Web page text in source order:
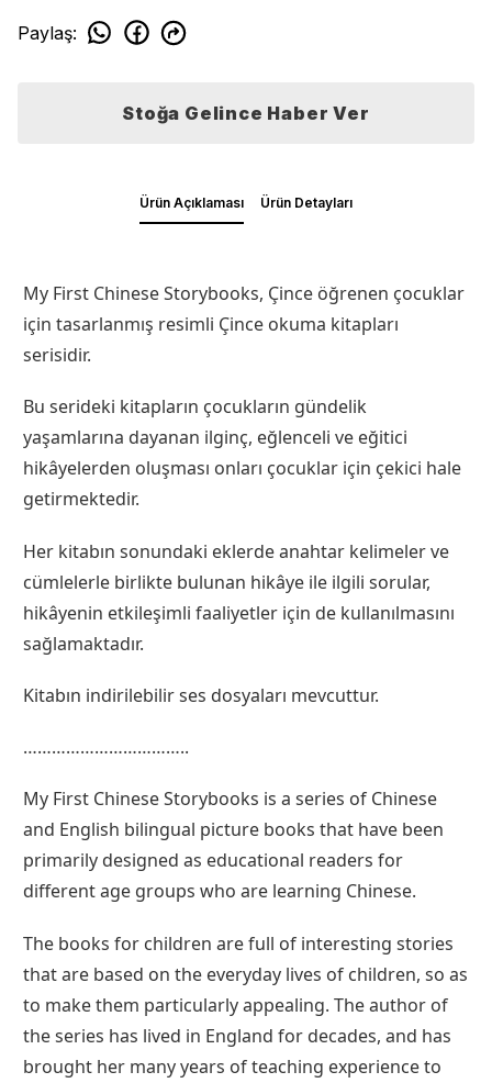
Paylaş:
Stoğa Gelince Haber Ver
Ürün Açıklaması Ürün Detayları
My First Chinese Storybooks, Çince öğrenen çocuklar
için tasarlanmış resimli Çince okuma kitapları
serisidir.
Bu serideki kitapların çocukların gündelik
yaşamlarına dayanan ilginç, eğlenceli ve eğitici
hikâyelerden oluşması onları çocuklar için çekici hale
getirmektedir.
Her kitabın sonundaki eklerde anahtar kelimeler ve
cümlelerle birlikte bulunan hikâye ile ilgili sorular,
hikâyenin etkileşimli faaliyetler için de kullanılmasını
sağlamaktadır.
Kitabın indirilebilir ses dosyaları mevcuttur.
……………………………..
My First Chinese Storybooks is a series of Chinese
and English bilingual picture books that have been
primarily designed as educational readers for
different age groups who are learning Chinese.
The books for children are full of interesting stories
that are based on the everyday lives of children, so as
to make them particularly appealing. The author of
the series has lived in England for decades, and has
brought her many years of teaching experience to